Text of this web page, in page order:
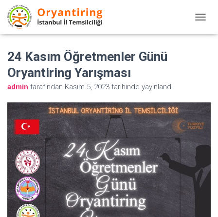
E
Ç
/
A
A
24 Kasım Öğretmenler Günü
Oryantiring Yarışması
admin tarafından Kasım 5, 2023 tarihinde yayınlandı